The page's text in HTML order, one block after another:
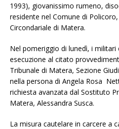
1993), giovanissimo rumeno,
residente nel Comune di
Circondariale di Matera.
Nel pomeriggio di lunedì, i
esecuzione al citato
Tribunale di Matera, Sezione
nella persona di Angela Rosa
richiesta avanzata dal Sostituto
Matera, Alessandra Susca.
La misura cautelare in carcere a